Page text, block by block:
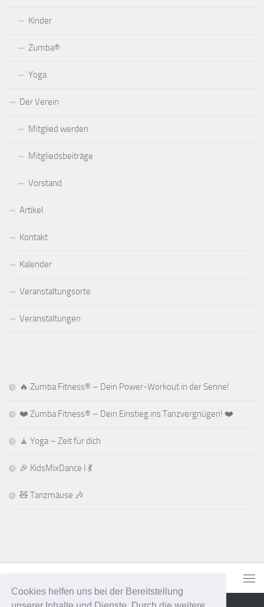
Cookies helfen uns bei der Bereitstellung
Kinder
Zumba®
Yoga
Der Verein
Mitglied werden
Mitgliedsbeiträge
Vorstand
Artikel
Kontakt
Kalender
Veranstaltungsorte
Veranstaltungen
🔥 Zumba Fitness® – Dein Power-Workout in der Senne!
❤️ Zumba Fitness® – Dein Einstieg ins Tanzvergnügen! ❤️
🧘 Yoga – Zeit für dich
🎉 KidsMixDance I 💃
🧸 Tanzmäuse 🎶